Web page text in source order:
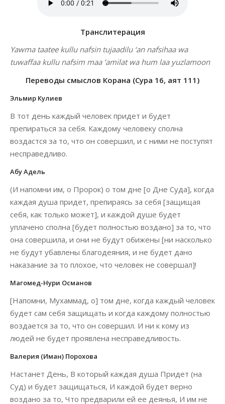
Транслитерация
Yawma taatee kullu nafsin tujaadilu ‘an nafsihaa wa
tuwaffaa kullu nafsim maa ‘amilat wa hum laa yuzlamoon
Переводы смыслов Корана (Сура 16, аят 111)
Эльмир Кулиев
В тот день каждый человек придет и будет
препираться за себя. Каждому человеку сполна
воздастся за то, что он совершил, и с ними не поступят
несправедливо.
Абу Адель
(И напомни им, о Пророк) о том дне [о Дне Суда], когда
каждая душа придет, препираясь за себя [защищая
себя, как только может], и каждой душе будет
уплачено сполна [будет полностью воздано] за то, что
она совершила, и они не будут обижены [ни насколько
не будут убавлены благодеяния, и не будет дано
наказание за то плохое, что человек не совершал]!
Магомед-Нури Османов
[Напомни, Мухаммад, о] том дне, когда каждый человек
будет сам себя защищать и когда каждому полностью
воздается за то, что он совершил. И ни к кому из
людей не будет проявлена несправедливость.
Валерия (Иман) Порохова
Настанет День, В который каждая душа Придет (на
Суд) и будет защищаться, И каждой будет верно
воздано за то, Что предварили ей ее деянья, И им не